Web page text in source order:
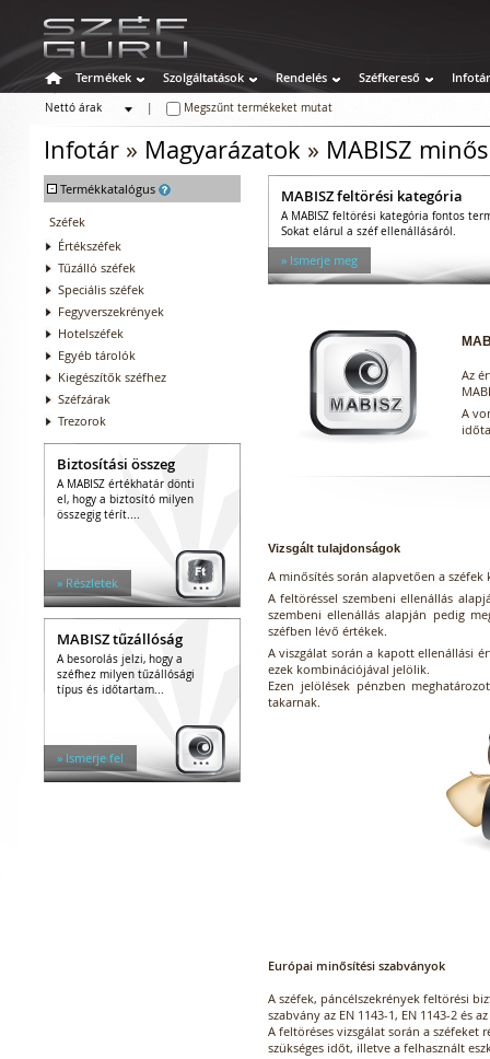
Termékek Szolgáltatások Rendelés Széfkereső Infotár
Nettó árak
Megszűnt termékeket mutat
Infotár » Magyarázatok » MABISZ
- Termékkatalógus
Széfek
Értékszéfek
Tűzálló széfek
Speciális széfek
Fegyverszekrények
Hotelszéfek
Egyéb tárolók
Kiegészítők széfhez
Széfzárak
Trezorok
Biztosítási összeg
A MABISZ értékhatár dönti
el, hogy a biztosító milyen
összegig térít....
» Részletek
MABISZ tűzállóság
A besorolás jelzi, hogy a
széfhez milyen tűzállósági
típus és időtartam...
» Ismerje fel
MABISZ feltörési kategória
A MABISZ feltörési kategória fontos
Sokat elárul a széf ellenállásáról.
» Ismerje meg
Az
A
Vizsgált tulajdonságok
A minősítés során alapvetően a
A feltöréssel szembeni ellenállás
szembeni ellenállás alapján pedig
széfben lévő értékek.
A viszgálat során a kapott ellenállási
ezek kombinációjával jelölik.
Ezen jelölések pénzben
takarnak.
Európai minősítési szabványok
A széfek, páncélszekrények feltörési
szabvány az EN 1143-1, EN 1143-2 és
A feltöréses vizsgálat során a széfeket
szükséges időt, illetve a felhasznált